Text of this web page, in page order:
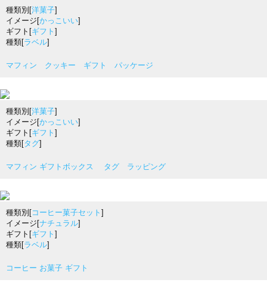
種類別[洋菓子]
イメージ[かっこいい]
ギフト[ギフト ]
種類[ラベル]
マフィン クッキー ギフト パッケージ
種類別[洋菓子]
イメージ[かっこいい]
ギフト[ギフト ]
種類[タグ]
マフィン ギフトボックス タグ ラッピング
種類別[コーヒー菓子セット ]
イメージ[ナチュラル]
ギフト[ギフト ]
種類[ラベル]
コーヒー お菓子 ギフト